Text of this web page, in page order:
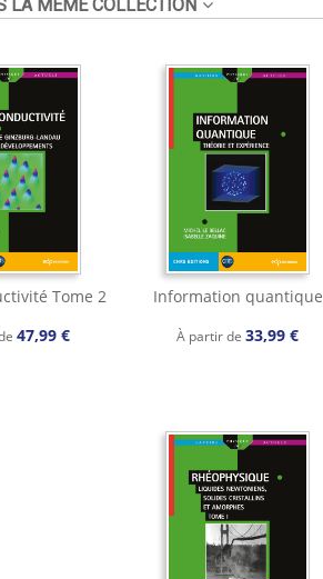
LA MÊME COLLECTION
Tome 2
47,99 €
Information quantique
À partir de 33,99 €